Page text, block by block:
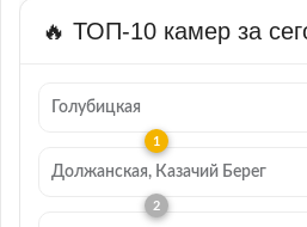
🔥 ТОП-10 камер за
Голубицкая
Должанская, Казачий Берег